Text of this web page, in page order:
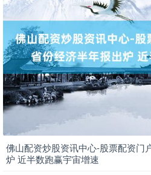
创业板指
佛山配资炒股资讯中心-股票配资门
炉 近半数跑赢宇宙增速